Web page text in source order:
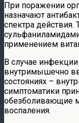
При поражении
назначают
спектра
применением
В случае
внутримышечно
состояниях –
симптоматики
обезболивающие
воспаления.